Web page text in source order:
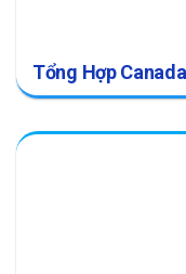
Tổng Hợp